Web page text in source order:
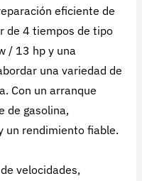
eficiente de
de 4 tiempos de tipo
/ 13 hp y una
una variedad de
Con un arranque
de gasolina,
un rendimiento fiable.
velocidades,